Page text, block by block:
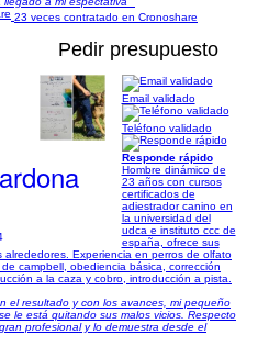
23 veces contratado en Cronoshare
Pedir presupuesto
Email validado
Teléfono validado
Responde rápido
Hombre dinámico de
23 años con cursos
certificados de
adiestrador canino en
la universidad del
udca e instituto ccc de
españa, ofrece sus
alrededores. Experiencia en perros de olfato
campbell, obediencia básica, corrección
a la caza y cobro, introducción a pista.
el resultado y con los avances, mi pequeño
le está quitando sus malos vicios. Respecto
profesional y lo demuestra desde el